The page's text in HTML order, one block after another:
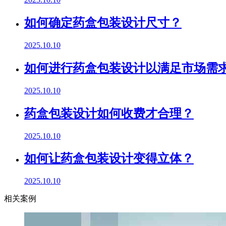
如何确定药盒包装设计尺寸？
2025.10.10
如何进行药盒包装设计以满足市场需
2025.10.10
药盒包装设计如何收费才合理？
2025.10.10
如何让药盒包装设计变得立体？
2025.10.10
相关案例